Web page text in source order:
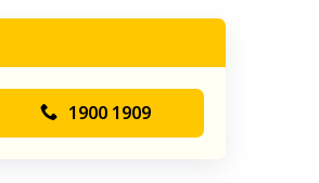
1900 1909